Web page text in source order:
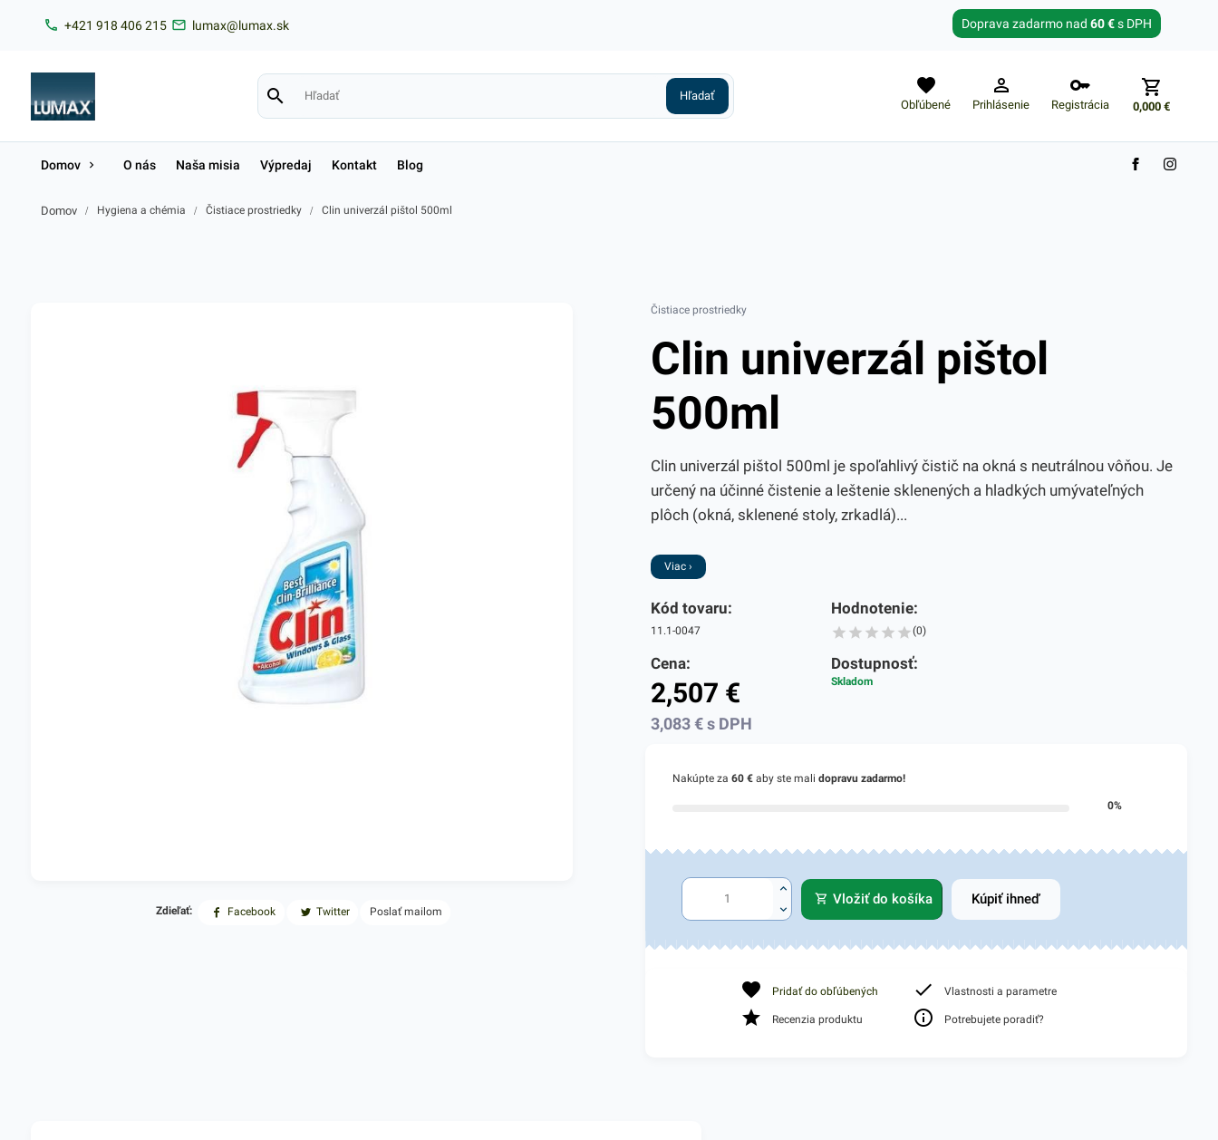
+421 918 406 215 lumax@lumax.sk Doprava zadarmo nad 60 €s DPH
Obľúbené Prihlásenie Registrácia 0,000€
Zabudnuté heslo?
Domov O nás Naša misia Výpredaj Kontakt Blog
Domov / Hygiena a chémia / Čistiace prostriedky / Clin univerzál pištol 500ml
Zdieľať: Facebook Twitter Poslať mailom
Čistiace prostriedky
Clin univerzál pištol
500ml
Clin univerzál pištol 500ml je spoľahlivý čistič na okná s neutrálnou vôňou. Je
určený na účinné čistenie a leštenie sklenených a hladkých umývateľných
plôch (okná, sklenené stoly, zrkadlá)...
Viac ›
Kód tovaru:
11.1-0047
Hodnotenie:
(0)
Cena:
2,507 €
3,083€s DPH
Dostupnosť:
Skladom
Nakúpte za 60 €aby ste mali dopravu zadarmo!
0%
Vložiť do košíka Kúpiť ihneď
Pridať do obľúbených Vlastnosti a parametre
Recenzia produktu Potrebujete poradiť?